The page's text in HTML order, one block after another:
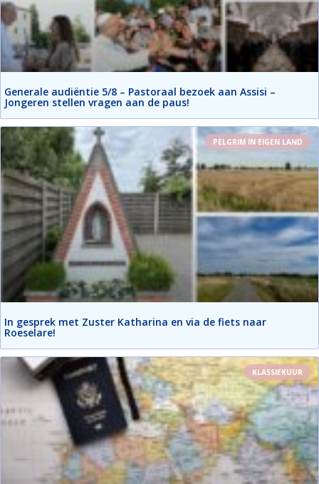
Generale audiëntie 5/8 – Pastoraal bezoek aan Assisi –
Jongeren stellen vragen aan de paus!
PELGRIM IN EIGEN LAND
In gesprek met Zuster Katharina en via de fiets naar
Roeselare!
KLASSIEKUUR